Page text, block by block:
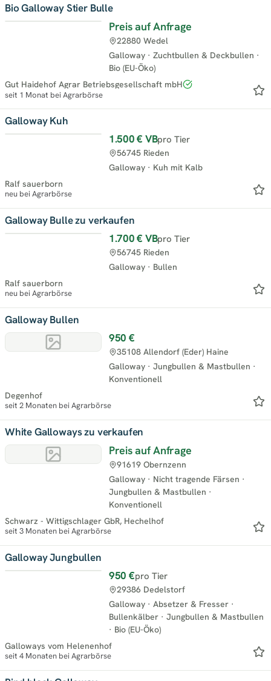
Bio Galloway Stier Bulle
Preis auf Anfrage
Galloway · Zuchtbullen & Deckbullen ·
Bio (EU-Öko)
22880 Wedel
Gut Haidehof Agrar Betriebsgesellschaft mbH
seit 1 Monat bei Agrarbörse
Galloway Kuh
1.500 € VBpro Tier
Galloway · Kuh mit Kalb
56745 Rieden
Ralf sauerborn
neu bei Agrarbörse
Galloway Bulle zu verkaufen
1.700 € VBpro Tier
Galloway · Bullen
56745 Rieden
Ralf sauerborn
neu bei Agrarbörse
Galloway Bullen
950 €
Galloway · Jungbullen & Mastbullen ·
Konventionell
35108 Allendorf (Eder) Haine
Degenhof
seit 2 Monaten bei Agrarbörse
White Galloways zu verkaufen
Preis auf Anfrage
Galloway · Nicht tragende Färsen ·
Jungbullen & Mastbullen ·
Konventionell
91619 Obernzenn
Schwarz - Wittigschlager GbR, Hechelhof
seit 3 Monaten bei Agrarbörse
Galloway Jungbullen
950 €pro Tier
Galloway · Absetzer & Fresser ·
Bullenkälber · Jungbullen & Mastbullen
· Bio (EU-Öko)
29386 Dedelstorf
Galloways vom Helenenhof
seit 4 Monaten bei Agrarbörse